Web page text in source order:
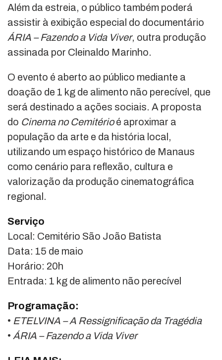
Além da estreia, o público também poderá
assistir à exibição especial do documentário
ÁRIA – Fazendo a Vida Viver, outra produção
assinada por Cleinaldo Marinho.
O evento é aberto ao público mediante a
doação de 1 kg de alimento não perecível, que
será destinado a ações sociais. A proposta
do Cinema no Cemitérioé aproximar a
população da arte e da história local,
utilizando um espaço histórico de Manaus
como cenário para reflexão, cultura e
valorização da produção cinematográfica
regional.
Serviço
Local: Cemitério São João Batista
Data: 15 de maio
Horário: 20h
Entrada: 1 kg de alimento não perecível
Programação:
• ETELVINA – A Ressignificação da Tragédia
• ÁRIA – Fazendo a Vida Viver